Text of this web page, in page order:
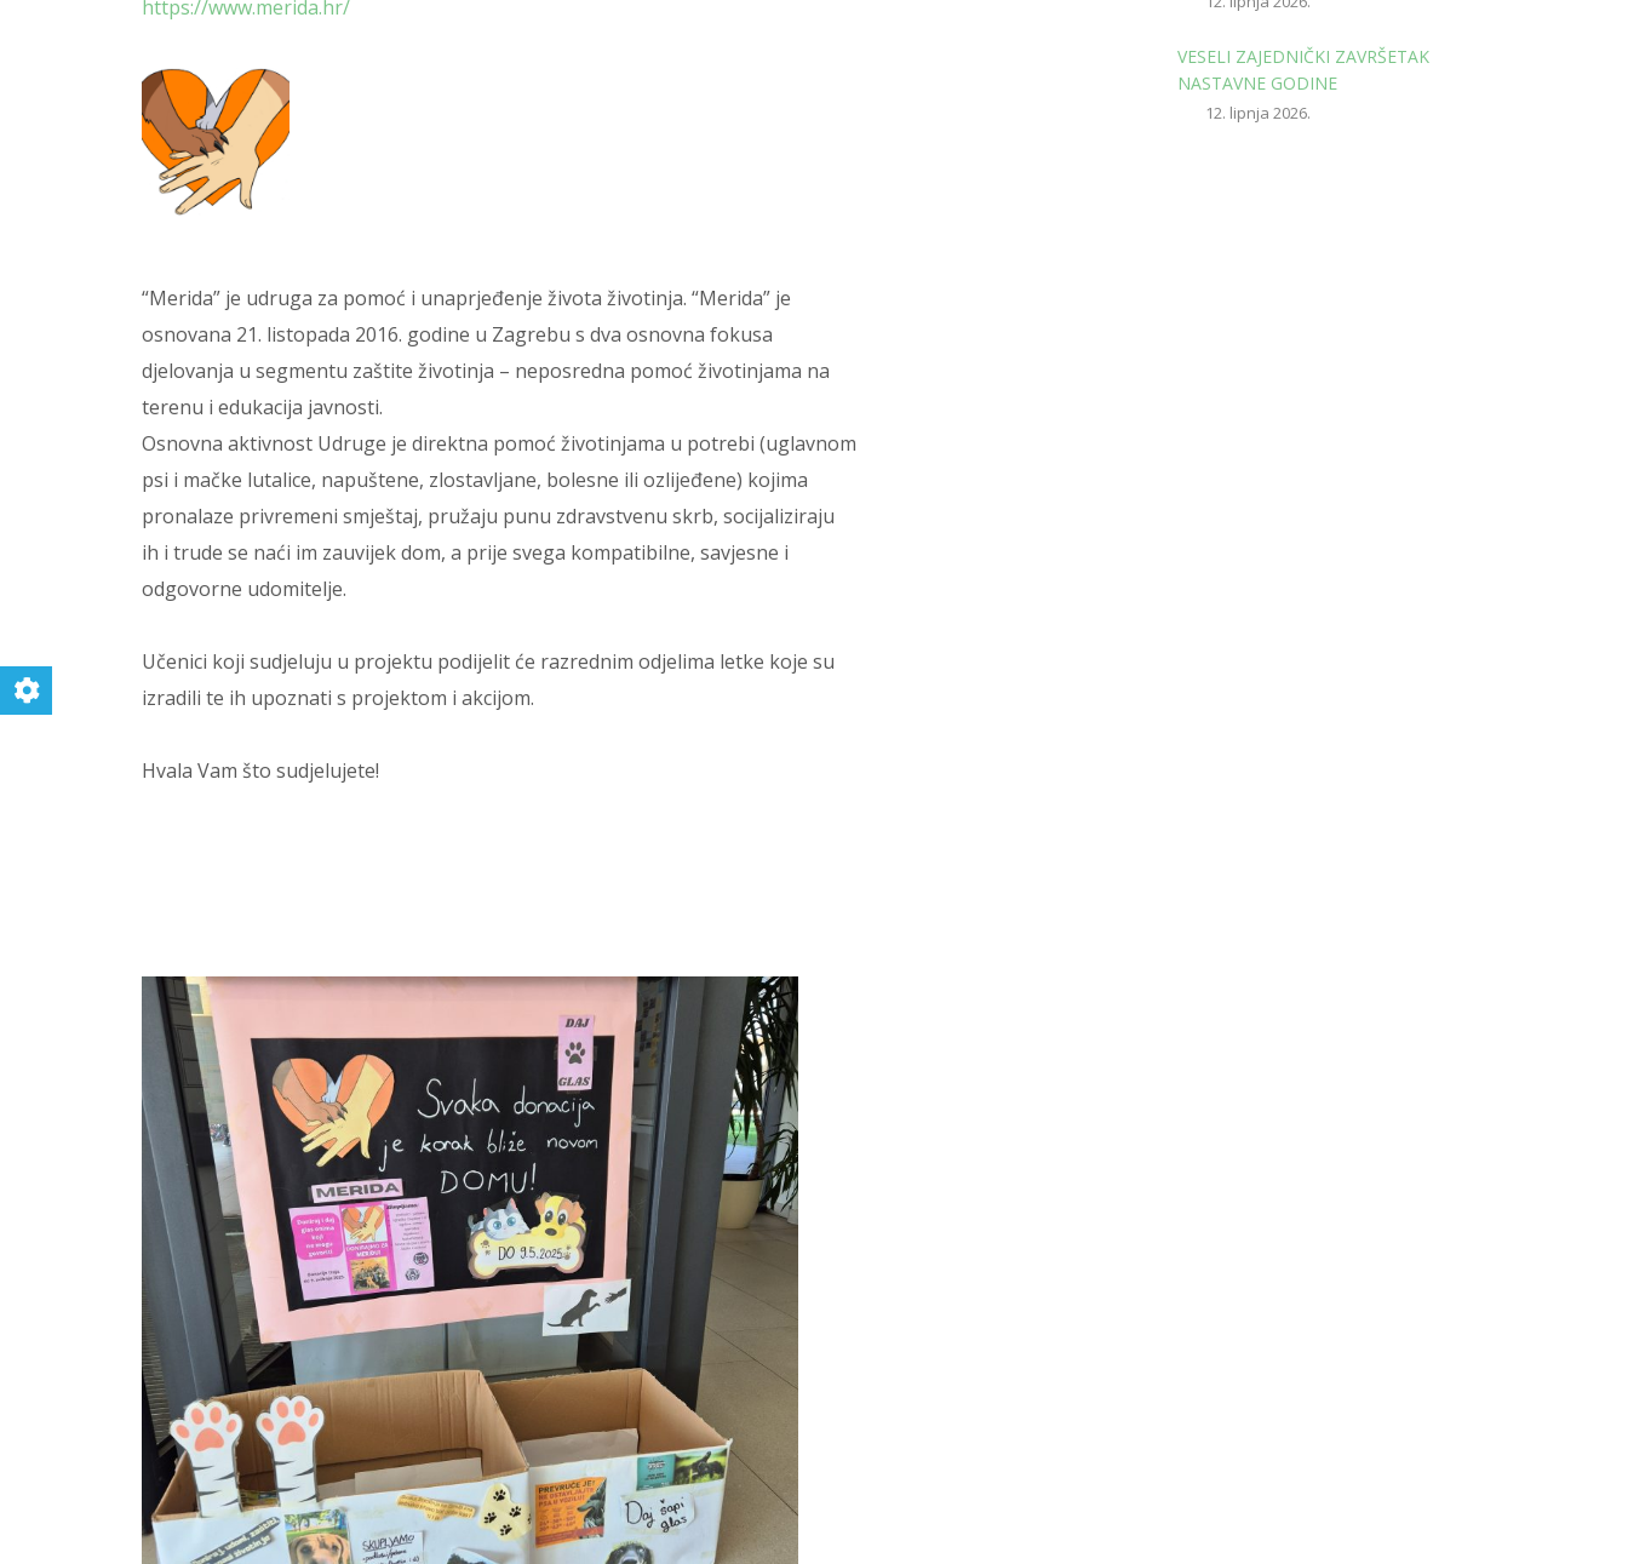
https://www.merida.hr/
“Merida” je udruga za pomoć i unaprjeđenje života životinja. “Merida” je
osnovana 21. listopada 2016. godine u Zagrebu s dva osnovna fokusa
djelovanja u segmentu zaštite životinja – neposredna pomoć životinjama na
terenu i edukacija javnosti.
Osnovna aktivnost Udruge je direktna pomoć životinjama u potrebi (uglavnom
psi i mačke lutalice, napuštene, zlostavljane, bolesne ili ozlijeđene) kojima
pronalaze privremeni smještaj, pružaju punu zdravstvenu skrb, socijaliziraju
ih i trude se naći im zauvijek dom, a prije svega kompatibilne, savjesne i
odgovorne udomitelje.
Učenici koji sudjeluju u projektu podijelit će razrednim odjelima letke koje su
izradili te ih upoznati s projektom i akcijom.
Hvala Vam što sudjelujete!
VESELI ZAJEDNIČKI ZAVRŠETAK
NASTAVNE GODINE
12. lipnja 2026.